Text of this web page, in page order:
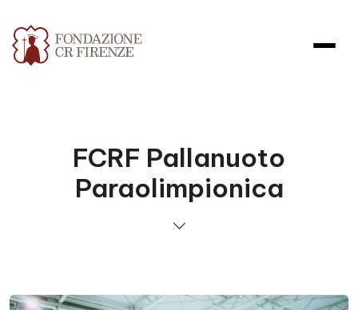
FCRF Pallanuoto
Paraolimpionica